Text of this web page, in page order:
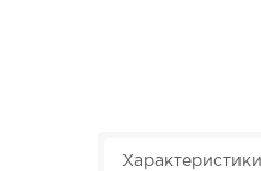
Характеристики